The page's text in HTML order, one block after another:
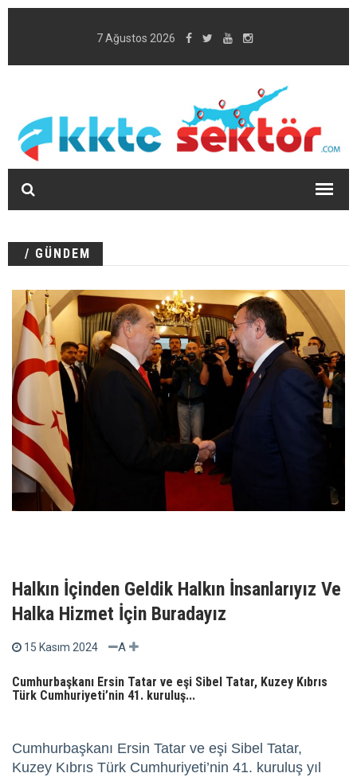
7 Ağustos 2026
/ GÜNDEM
Halkın İçinden Geldik Halkın İnsanlarıyız Ve
Halka Hizmet İçin Buradayız
15 Kasım 2024 A
Cumhurbaşkanı Ersin Tatar ve eşi Sibel Tatar, Kuzey Kıbrıs
Türk Cumhuriyeti’nin 41. kuruluş...
Cumhurbaşkanı Ersin Tatar ve eşi Sibel Tatar,
Kuzey Kıbrıs Türk Cumhuriyeti’nin 41. kuruluş yıl